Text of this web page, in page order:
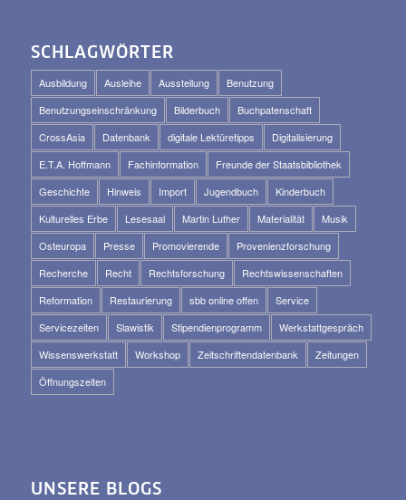
SCHLAGWÖRTER
Ausbildung Ausleihe Ausstellung
Benutzung
Benutzungseinschränkung
Bilderbuch
Buchpatenschaft
CrossAsia
Datenbank digitale Lektüretipps
Digitalisierung
E.T.A. Hoffmann
Fachinformation
Freunde der Staatsbibliothek
Geschichte
Hinweis Import Jugendbuch
Kinderbuch
Kulturelles Erbe
Lesesaal Martin Luther Materialität
Musik
Osteuropa
Presse Promovierende
Provenienzforschung
Recherche
Recht Rechtsforschung
Rechtswissenschaften
Reformation
Restaurierung sbb online offen
Service
Servicezeiten
Slawistik Stipendienprogramm
Werkstattgespräch
Wissenswerkstatt
Workshop Zeitschriftendatenbank
Zeitungen
Öffnungszeiten
UNSERE BLOGS